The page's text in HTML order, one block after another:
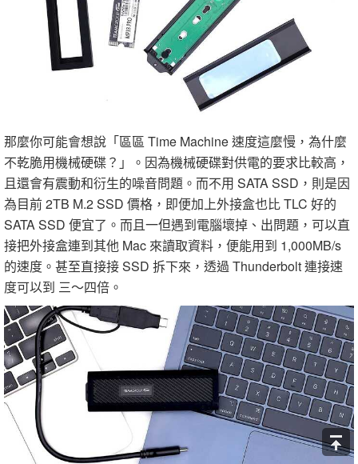
那麼你可能會想說「區區 Time Machine 速度這麼慢，為什麼
不乾脆用機械硬碟？」。因為機械硬碟對供電的要求比較高，
且還會有震動和衍生的噪音問題。而不用 SATA SSD，則是因
為目前 2TB M.2 SSD 價格，即便加上外接盒也比 TLC 好的
SATA SSD 便宜了。而且一但遇到電腦壞掉、出問題，可以直
接把外接盒連到其他 Mac 來讀取資料，便能用到 1,000MB/s
的速度。甚至直接接 SSD 拆下來，透過 Thunderbolt 連接速
度可以到 三～四倍。